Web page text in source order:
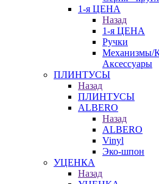
1-я ЦЕНА
Назад
1-я ЦЕНА
Ручки
Механизмы/
Аксессуары
ПЛИНТУСЫ
Назад
ПЛИНТУСЫ
ALBERO
Назад
ALBERO
Vinyl
Эко-шпон
УЦЕНКА
Назад